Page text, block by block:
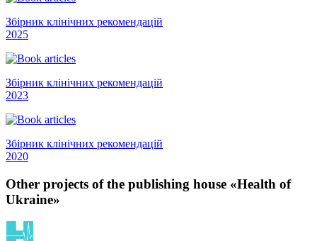
Збірник клінічних рекомендацій
2025
Збірник клінічних рекомендацій
2023
Збірник клінічних рекомендацій
2020
Other projects of the publishing house «Health of
Ukraine»